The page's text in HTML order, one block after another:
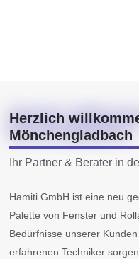
Herzlich
Mönchengladbach
Ihr Partner & Berater in
Hamiti GmbH ist eine neu
Palette von Fenster und
Bedürfnisse unserer
erfahrenen Techniker